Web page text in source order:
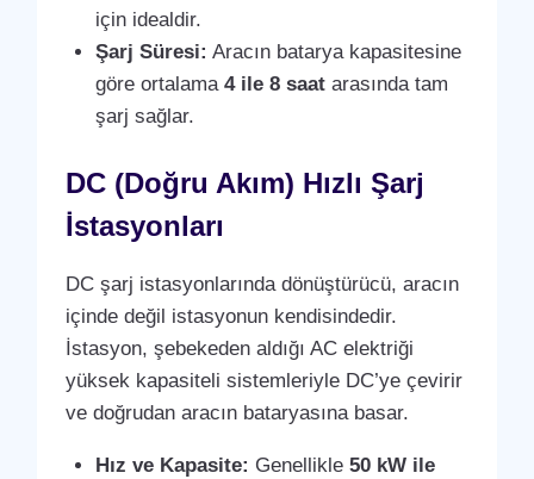
için idealdir.
Şarj Süresi: Aracın batarya kapasitesine
göre ortalama4 ile 8 saat arasında tam
şarj sağlar.
DC (Doğru Akım) Hızlı Şarj
İstasyonları
DC şarj istasyonlarında dönüştürücü, aracın
içinde değil istasyonun kendisindedir.
İstasyon, şebekeden aldığı AC elektriği
yüksek kapasiteli sistemleriyle DC’ye çevirir
ve doğrudan aracın bataryasına basar.
Hız ve Kapasite: Genellikle50 kW ile